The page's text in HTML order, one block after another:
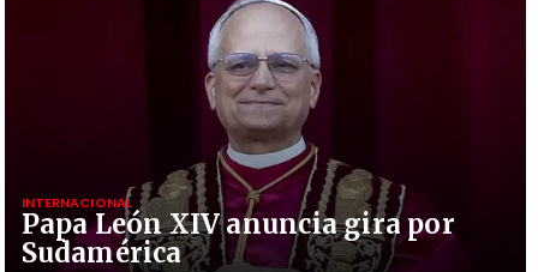
Papa León XIV anuncia gira por
Sudamérica
INTERNACIONAL